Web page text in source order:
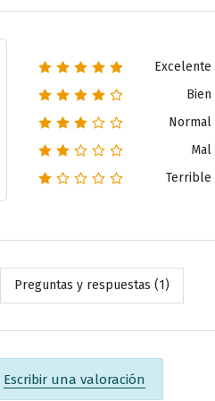
Excelente
Bien
Normal
Mal
Terrible
Preguntas y respuestas (1)
Escribir una valoración